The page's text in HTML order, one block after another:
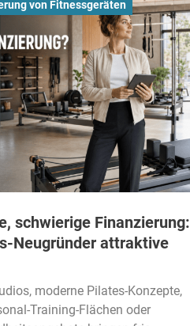
von Fitnessgeräten
schwierige Finanzierung:
Neugründer attraktive
moderne Pilates-Konzepte,
Training-Flächen oder